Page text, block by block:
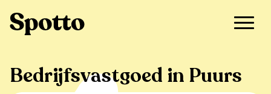
Bedrijfsvastgoed in Puurs